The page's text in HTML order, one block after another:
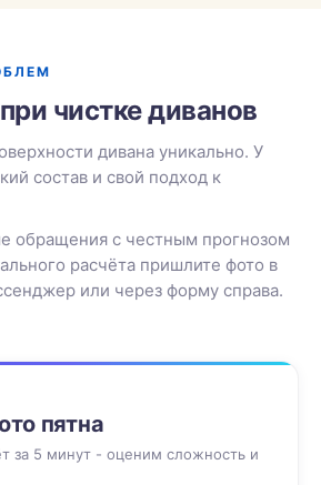
чистке диванов
дивана уникально. У
состав и свой подход к
обращения с честным прогнозом
расчёта пришлите фото в
или через форму справа.
пятна
за 5 минут - оценим сложность и